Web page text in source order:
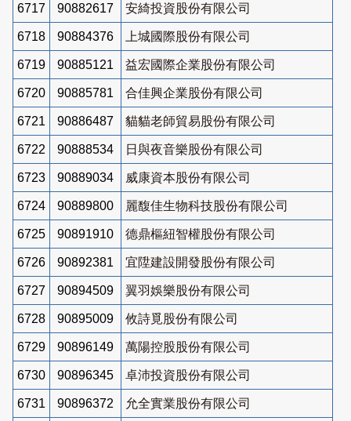
6717 90882617 安綺投資股份有限公司
6718 90884376 上城國際股份有限公司
6719 90885121 益宏國際企業股份有限公司
6720 90885781 合佳興企業股份有限公司
6721 90886487 貓貓老師貿易股份有限公司
6722 90888534 日與夜音樂股份有限公司
6723 90889034 威康資本股份有限公司
6724 90889800 麗馥佳生物科技股份有限公司
6725 90891910 德鼎樞紐智權股份有限公司
6726 90892381 宜陞建設開發股份有限公司
6727 90894509 翼羽娛樂股份有限公司
6728 90895009 攸詩覓股份有限公司
6729 90896149 萬陽控股股份有限公司
6730 90896345 卓沛投資股份有限公司
6731 90896372 允全實業股份有限公司